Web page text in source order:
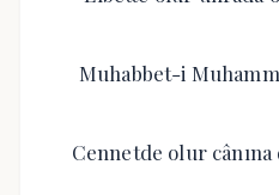
Muhabbet-i
Cennetde olur